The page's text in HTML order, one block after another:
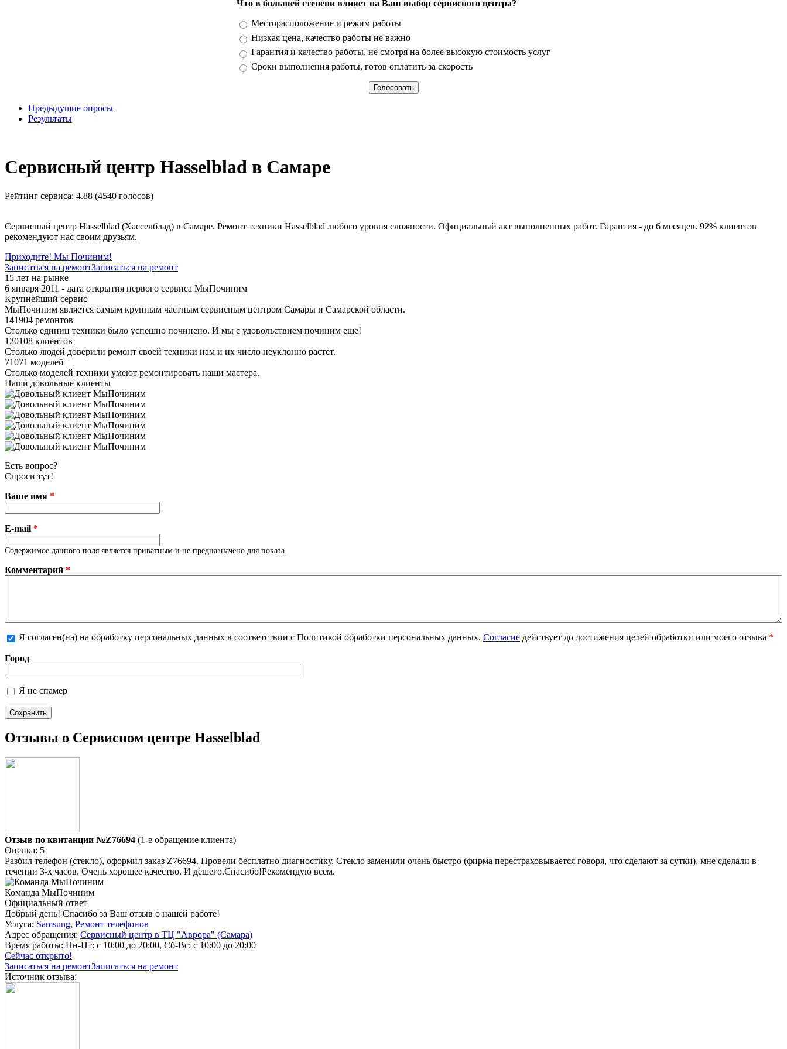
Что в большей степени влияет на Ваш выбор сервисного центра?
Варианты
Месторасположение и режим работы
Низкая цена, качество работы не важно
Гарантия и качество работы, не смотря на более высокую стоимость услуг
Сроки выполнения работы, готов оплатить за скорость
Предыдущие опросы
Результаты
Сервисный центр Hasselblad в Самаре
Рейтинг сервиса: 4.88 (4540 голосов)
Сервисный центр Hasselblad (Хасселблад) в Самаре. Ремонт техники Hasselblad любого уровня сложности. Официальный акт выполненных работ. Гарантия - до 6 месяцев. 92% клиентов
рекомендуют нас своим друзьям.
Приходите! Мы Починим!
Записаться на ремонтЗаписаться на ремонт
15 лет на рынке
6 января 2011 - дата открытия первого сервиса МыПочиним
Крупнейший сервис
МыПочиним является самым крупным частным сервисным центром Самары и Самарской области.
141904 ремонтов
Столько единиц техники было успешно починено. И мы с удовольствием починим еще!
120108 клиентов
Столько людей доверили ремонт своей техники нам и их число неуклонно растёт.
71071 моделей
Столько моделей техники умеют ремонтировать наши мастера.
Наши довольные клиенты
Есть вопрос?
Спроси тут!
Ваше имя *
E-mail *
Содержимое данного поля является приватным и не предназначено для показа.
Комментарий *
Более подробная информация о текстовых форматах
Я согласен(на) на обработку персональных данных в соответствии с Политикой обработки персональных данных. Согласие действует до достижения целей обработки или моего отзыва *
Город
Я не спамер
Я спамер
Отзывы о Сервисном центре Hasselblad
Отзыв по квитанции №Z76694 (1-е обращение клиента)
Оценка: 5
Разбил телефон (стекло), оформил заказ Z76694. Провели бесплатно диагностику. Стекло заменили очень быстро (фирма перестраховывается говоря, что сделают за сутки), мне сделали в
течении 3-х часов. Очень хорошее качество. И дёшего.Спасибо!Рекомендую всем.
Команда МыПочиним
Официальный ответ
Добрый день! Спасибо за Ваш отзыв о нашей работе!
Услуга: Samsung, Ремонт телефонов
Адрес обращения: Сервисный центр в ТЦ "Аврора" (Самара)
Время работы: Пн-Пт: с 10:00 до 20:00, Сб-Вс: с 10:00 до 20:00
Сейчас открыто!
Записаться на ремонтЗаписаться на ремонт
Источник отзыва: